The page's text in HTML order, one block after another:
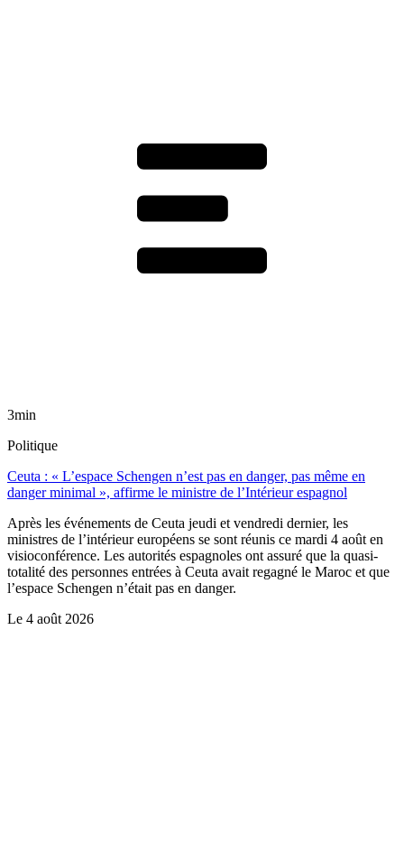
3min
Politique
Ceuta : « L’espace Schengen n’est pas en danger, pas même en
danger minimal », affirme le ministre de l’Intérieur espagnol
Après les événements de Ceuta jeudi et vendredi dernier, les
ministres de l’intérieur européens se sont réunis ce mardi 4 août en
visioconférence. Les autorités espagnoles ont assuré que la quasi-
totalité des personnes entrées à Ceuta avait regagné le Maroc et que
l’espace Schengen n’était pas en danger.
Le 4 août 2026